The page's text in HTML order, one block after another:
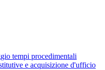
tempi procedimentali
e acquisizione d'ufficio